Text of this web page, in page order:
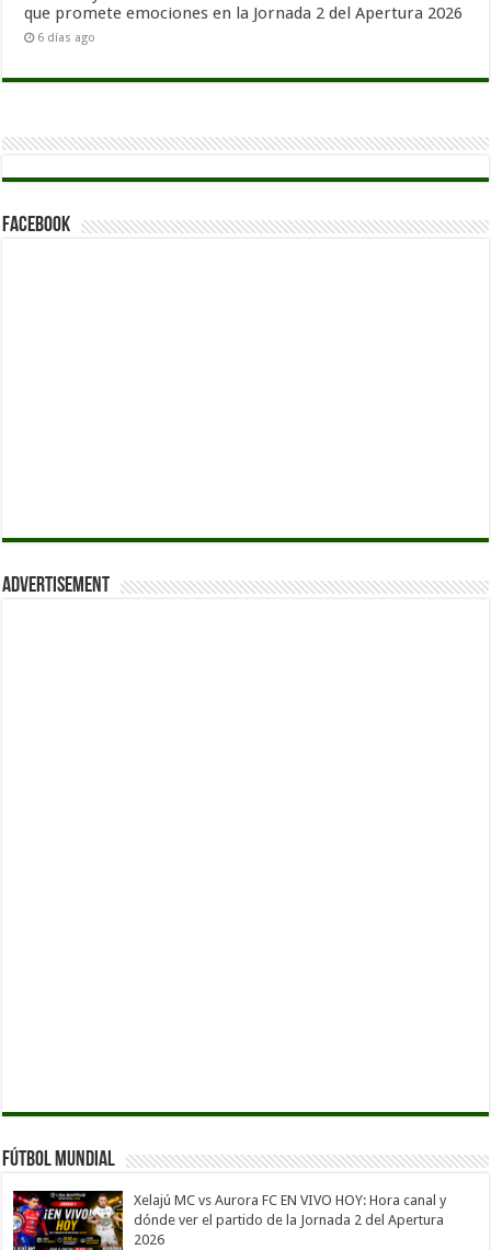
que promete emociones en la Jornada 2 del Apertura 2026
6 días ago
Facebook
Advertisement
Fútbol Mundial
Xelajú MC vs Aurora FC EN VIVO HOY: Hora canal y
dónde ver el partido de la Jornada 2 del Apertura
2026